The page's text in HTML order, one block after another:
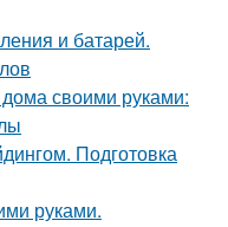
и батарей.
своими руками:
Подготовка
руками.